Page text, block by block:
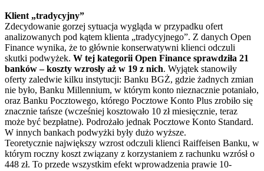
Klient „tradycyjny”
Zdecydowanie gorzej sytuacja wygląda w przypadku ofert
analizowanych pod kątem klienta „tradycyjnego”. Z danych Open
Finance wynika, że to głównie konserwatywni klienci odczuli
skutki podwyżek. W tej kategorii Open Finance sprawdziła 21
banków – koszty wzrosły aż w 19 z nich. Wyjątek stanowiły
oferty zaledwie kilku instytucji: Banku BGŻ, gdzie żadnych zmian
nie było, Banku Millennium, w którym konto nieznacznie potaniało,
oraz Banku Pocztowego, którego Pocztowe Konto Plus zrobiło się
znacznie tańsze (wcześniej kosztowało 10 zł miesięcznie, teraz
może być bezpłatne). Podrożało jednak Pocztowe Konto Standard.
W innych bankach podwyżki były dużo wyższe.
Teoretycznie największy wzrost odczuli klienci Raiffeisen Banku, w
którym roczny koszt związany z korzystaniem z rachunku wzrósł o
448 zł. To przede wszystkim efekt wprowadzenia prawie 10-